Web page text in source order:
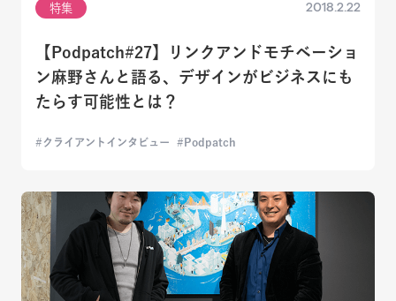
特集 2018.2.22
【Podpatch#27】リンクアンドモチベーショ
ン麻野さんと語る、デザインがビジネスにも
たらす可能性とは？
クライアントインタビュー Podpatch